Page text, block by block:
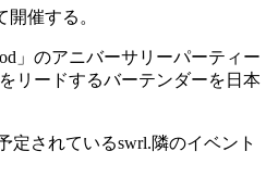
催する。
」のアニバーサリーパーティー
リードするバーテンダーを日本
定されているswrl.隣のイベント